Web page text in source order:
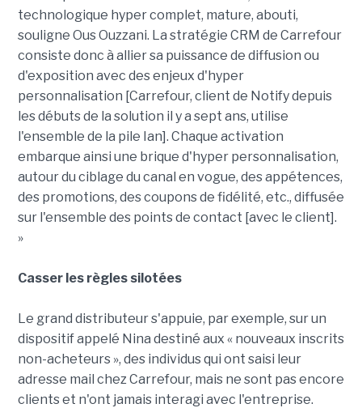
technologique hyper complet, mature, abouti,
souligne Ous Ouzzani. La stratégie CRM de Carrefour
consiste donc à allier sa puissance de diffusion ou
d'exposition avec des enjeux d'hyper
personnalisation [Carrefour, client de Notify depuis
les débuts de la solution il y a sept ans, utilise
l'ensemble de la pile Ian]. Chaque activation
embarque ainsi une brique d'hyper personnalisation,
autour du ciblage du canal en vogue, des appétences,
des promotions, des coupons de fidélité, etc., diffusée
sur l'ensemble des points de contact [avec le client].
»
Casser les règles silotées
Le grand distributeur s'appuie, par exemple, sur un
dispositif appelé Nina destiné aux « nouveaux inscrits
non-acheteurs », des individus qui ont saisi leur
adresse mail chez Carrefour, mais ne sont pas encore
clients et n'ont jamais interagi avec l'entreprise.